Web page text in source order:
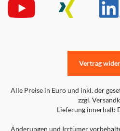
Alle Preise in Euro und inkl. der
zzgl.
Lieferung innerhalb
Änderungen und Irrtümer
Vertrag